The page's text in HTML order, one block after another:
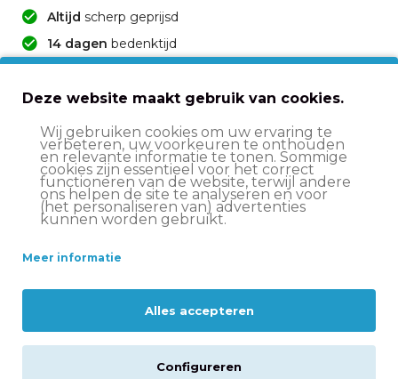
Altijd scherp geprijsd
14 dagen bedenktijd
Beschrijving
Specificaties
Deze website maakt gebruik van cookies.
Wij gebruiken cookies om uw ervaring te
verbeteren, uw voorkeuren te onthouden
en relevante informatie te tonen. Sommige
cookies zijn essentieel voor het correct
functioneren van de website, terwijl andere
ons helpen de site te analyseren en voor
(het personaliseren van) advertenties
kunnen worden gebruikt.
Meer informatie
Alles accepteren
Configureren